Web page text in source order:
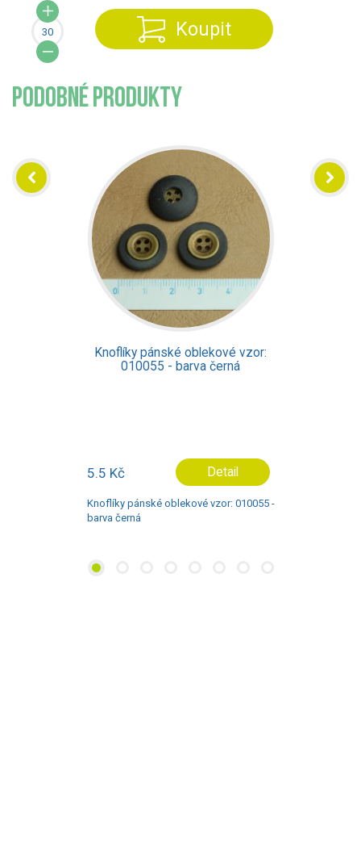
Koupit
PODOBNÉ PRODUKTY
Knoflíky pánské oblekové vzor:
01994 - barva černá
Detail
Knoflíky pánské oblekové vzor: 01994 -
barva černá